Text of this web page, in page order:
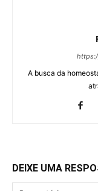
A busca da
DEIXE UMA